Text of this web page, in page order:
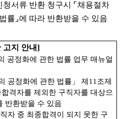
서류 반환 청구시 ⌜채용절차
률 ⌟에 따라 반환받을 수 있음
지 안내]
공정화에 관한 법률 업무 매뉴얼
공정화에 관한 법률 」제 11 조제
합격자를 제외한 구직자를 대상으
반환받을 수 있음
자 중 최종합격이 되지 못한 구